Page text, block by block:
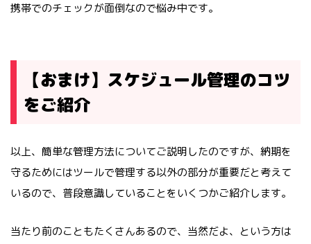
携帯でのチェックが面倒なので悩み中です。
【おまけ】スケジュール管理のコツ
をご紹介
以上、簡単な管理方法についてご説明したのですが、納期を
守るためにはツールで管理する以外の部分が重要だと考えて
いるので、普段意識していることをいくつかご紹介します。
当たり前のこともたくさんあるので、当然だよ、という方は